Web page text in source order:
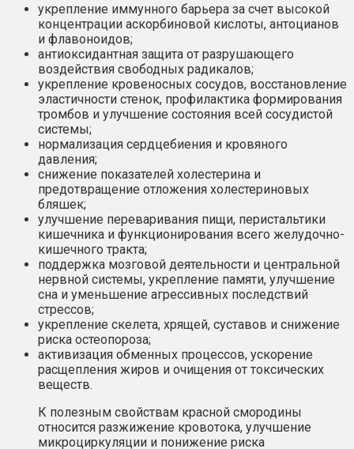
укрепление иммунного барьера за счет высокой
концентрации аскорбиновой кислоты, антоцианов
и флавоноидов;
антиоксидантная защита от разрушающего
воздействия свободных радикалов;
укрепление кровеносных сосудов, восстановление
эластичности стенок, профилактика формирования
тромбов и улучшение состояния всей сосудистой
системы;
нормализация сердцебиения и кровяного
давления;
снижение показателей холестерина и
предотвращение отложения холестериновых
бляшек;
улучшение переваривания пищи, перистальтики
кишечника и функционирования всего желудочно-
кишечного тракта;
поддержка мозговой деятельности и центральной
нервной системы, укрепление памяти, улучшение
сна и уменьшение агрессивных последствий
стрессов;
укрепление скелета, хрящей, суставов и снижение
риска остеопороза;
активизация обменных процессов, ускорение
расщепления жиров и очищения от токсических
веществ.
К полезным свойствам красной смородины
относится разжижение кровотока, улучшение
микроциркуляции и понижение риска